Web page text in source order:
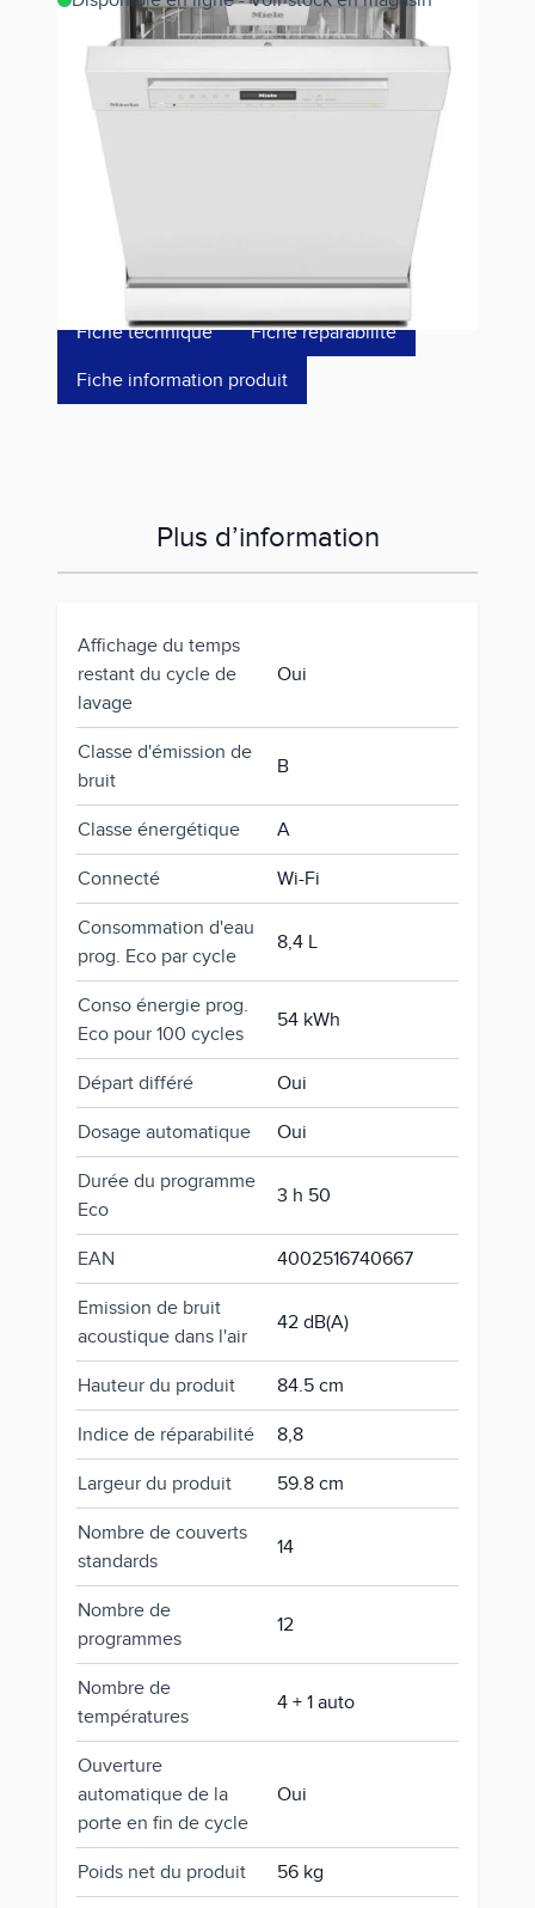
Référence G7600SC AUTODOS BB
1 509,00 €
dont éco-p
Fiche technique
Fiche réparabilité
Fiche information produit
Plus d’information
Affichage du temps
restant du cycle de
lavage
Oui
Classe d'émission de
bruit
B
Classe énergétique A
Connecté Wi-Fi
Consommation d'eau
prog. Eco par cycle
8,4 L
Conso énergie prog.
Eco pour 100 cycles
54 kWh
Départ différé Oui
Dosage automatique Oui
Durée du programme
Eco
3 h 50
EAN 4002516740667
Emission de bruit
acoustique dans l'air
42 dB(A)
Hauteur du produit 84.5 cm
Indice de réparabilité 8,8
Largeur du produit 59.8 cm
Nombre de couverts
standards
14
Nombre de
programmes
12
Nombre de
températures
4 + 1 auto
Ouverture
automatique de la
porte en fin de cycle
Oui
Poids net du produit 56 kg